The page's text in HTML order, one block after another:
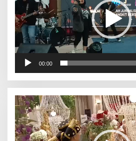
00:00
Pemutar
Video